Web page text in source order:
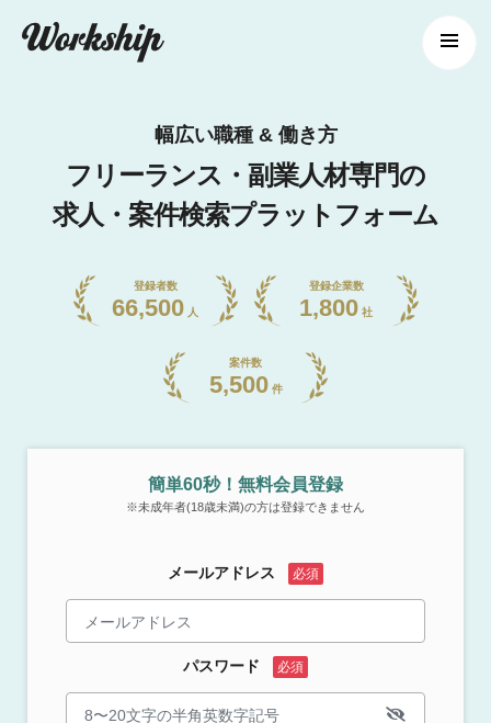
幅広い職種 & 働き方
フリーランス・副業人材専門の
求人・案件検索プラットフォーム
登録者数
66,500 人
登録企業数
1,800 社
案件数
5,500 件
簡単60秒！無料会員登録
※未成年者(18歳未満)の方は登録できません
メールアドレス
パスワード